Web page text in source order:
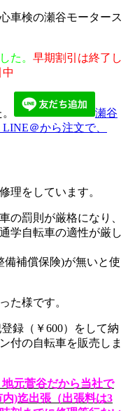
車検の瀬谷モータース
た。 早期割引は終了し
瀬谷
＠から注文で、
理をしています。
の罰則が厳格になり、
学自転車の適性が厳し
備補償保険)が無いと使
た様です。
録（￥600）をして納
付の自転車を販売しま
元菅谷だから当社で
)迄出張（出張料は3